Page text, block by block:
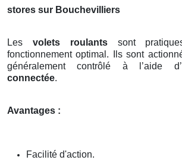
stores sur Bouchevilliers
Les volets roulantssont
fonctionnement optimal. Ils sont
généralement contrôlé à l’aide
connectée.
Avantages :
Facilité d'action.